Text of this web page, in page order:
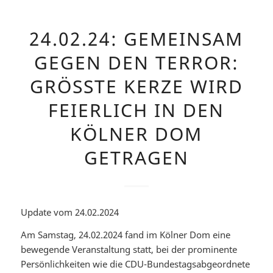
24.02.24: GEMEINSAM
GEGEN DEN TERROR:
GRÖSSTE KERZE WIRD F
EIERLICH IN DEN K
ÖLNER DOM G
ETRAGEN
Update vom 24.02.2024
Am Samstag, 24.02.2024 fand im Kölner Dom eine
bewegende Veranstaltung statt, bei der prominente
Persönlichkeiten wie die CDU-Bundestagsabgeordnete